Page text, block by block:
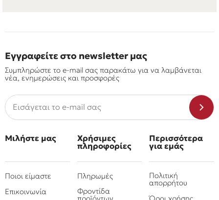
Εγγραφείτε στο newsletter μας
Συμπληρώστε το e-mail σας παρακάτω για να λαμβάνεται
νέα, ενημερώσεις και προσφορές
Μιλήστε μας
Ποιοι είμαστε
Επικοινωνία
Χρήσιμες
πληροφορίες
Πληρωμές
Φροντίδα
Περισσότερα
για εμάς
Πολιτική
απορρήτου